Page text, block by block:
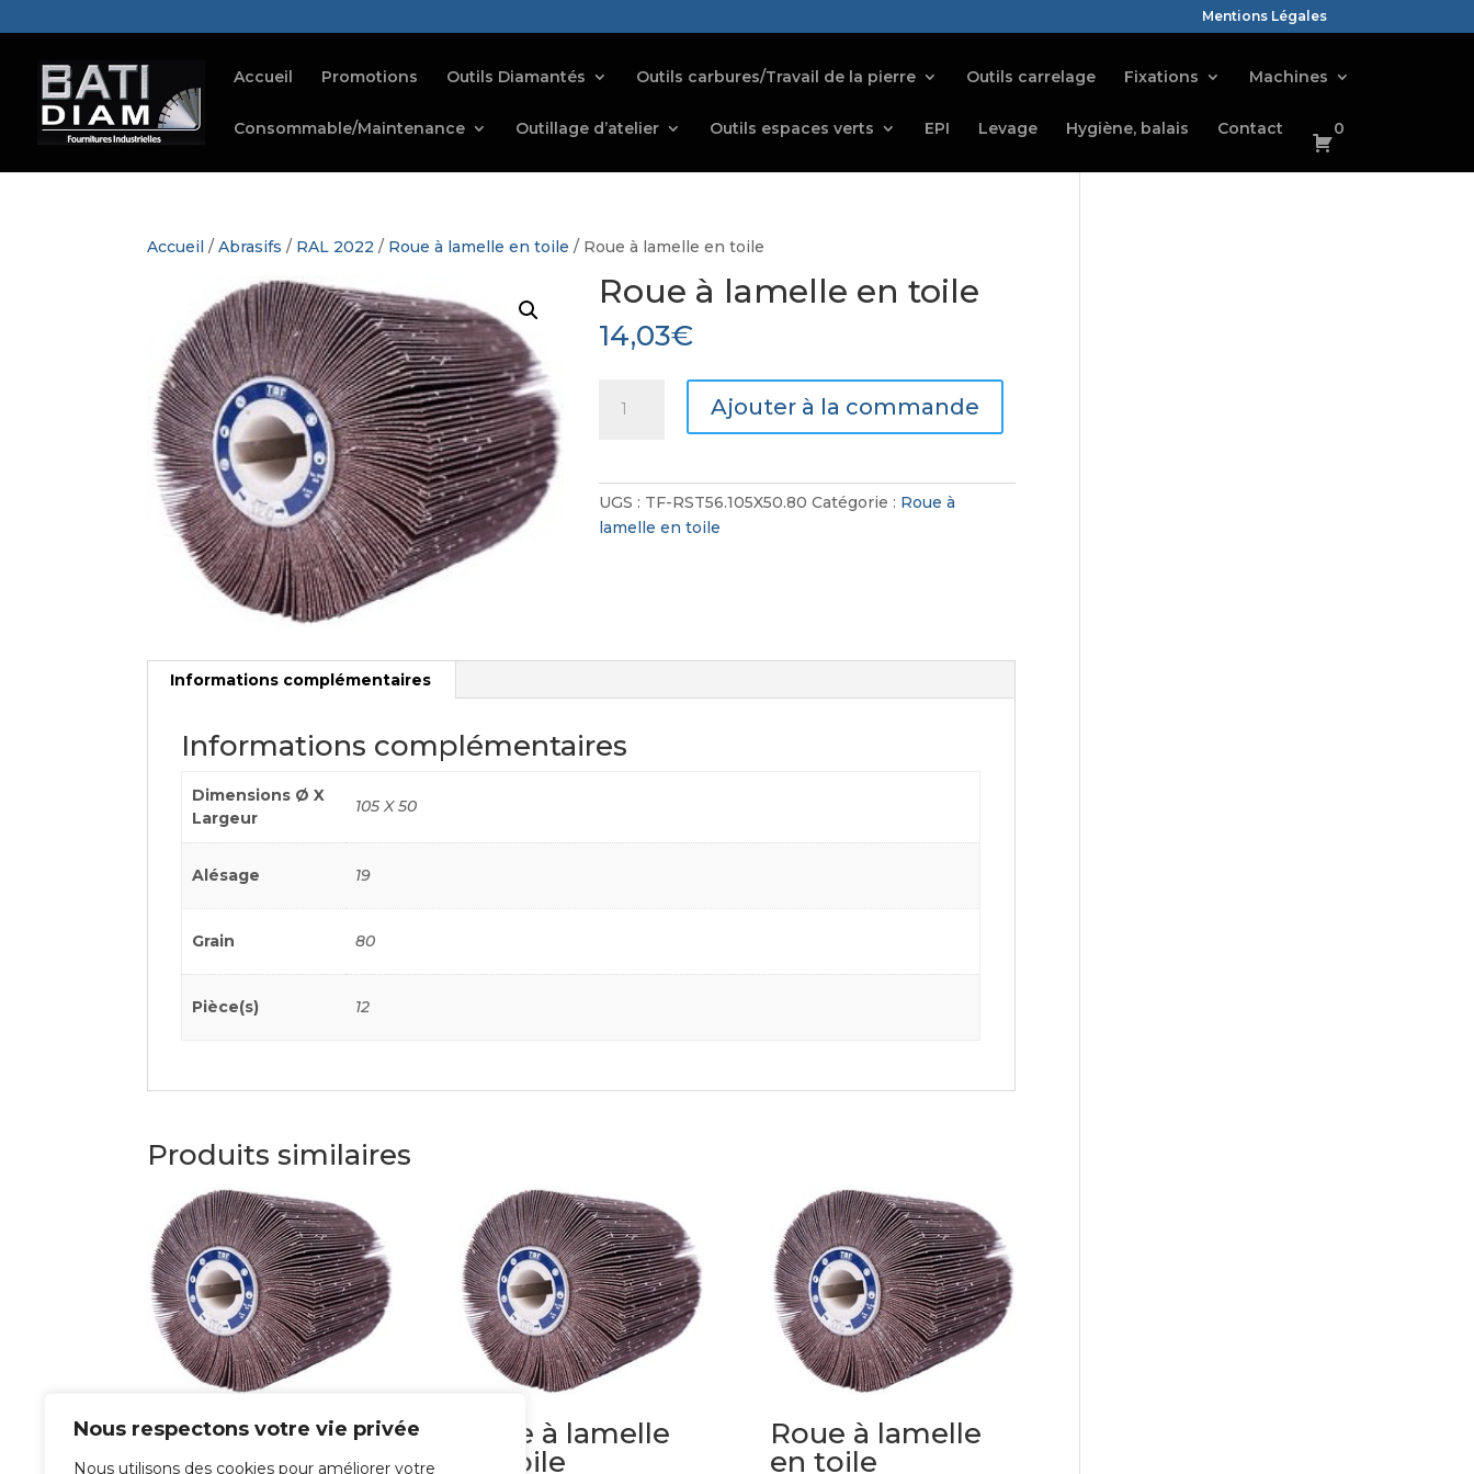
Nous respectons votre vie privée
Nous utilisons des cookies pour améliorer votre
Mentions Légales
Accueil Promotions Outils Diamantés Outils carbures/Travail de la pierre Outils carrelage Fixations Machines
Consommable/Maintenance Outillage d’atelier Outils espaces verts EPI Levage Hygiène, balais Contact 0
Accueil /Abrasifs / RAL 2022 / Roue à lamelle en toile / Roue à lamelle en toile
Roue à lamelle en toile
14,03€
en
Ajouter à la commande
UGS : TF-RST56.105X50.80 Catégorie : Roue à
lamelle en toile
Informations complémentaires
Informations complémentaires
Dimensions Ø X
Largeur
105 X 50
Alésage 19
Grain 80
Pièce(s) 12
Produits similaires
Roue à lamelle
en toile
Roue à lamelle
en toile
Roue à lamelle
en toile